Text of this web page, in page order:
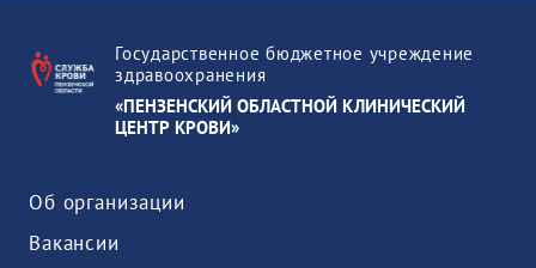
Государственное бюджетное учреждение
здравоохранения
«ПЕНЗЕНСКИЙ ОБЛАСТНОЙ КЛИНИЧЕСКИЙ
ЦЕНТР КРОВИ»
Об организации
Вакансии